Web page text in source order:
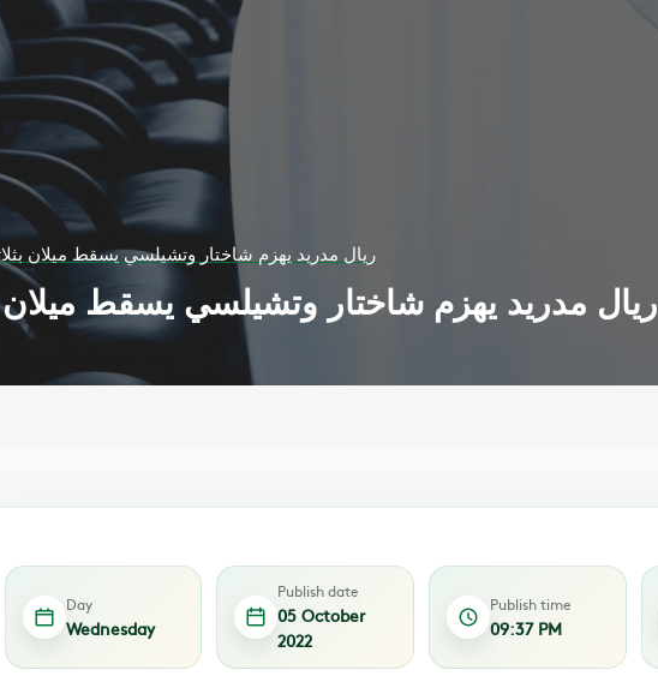
ريال مدريد يهزم شاختار وتشيلسي يسقط ميلان
ريال مدريد يهزم شاختار وتشيلسي يسقط ميلان
Day
Wednesday
Publish date
05 October
2022
Publish time
09:37 PM